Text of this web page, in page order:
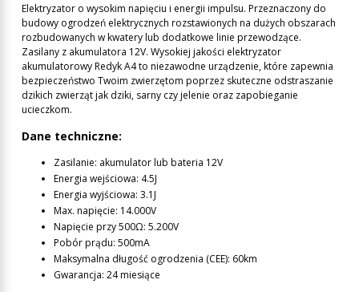
Elektryzator o wysokim napięciu i energii impulsu. Przeznaczony do
budowy ogrodzeń elektrycznych rozstawionych na dużych obszarach
rozbudowanych w kwatery lub dodatkowe linie przewodzące.
Zasilany z akumulatora 12V. Wysokiej jakości elektryzator
akumulatorowy Redyk A4 to niezawodne urządzenie, które zapewnia
bezpieczeństwo Twoim zwierzętom poprzez skuteczne odstraszanie
dzikich zwierząt jak dziki, sarny czy jelenie oraz zapobieganie
ucieczkom.
Dane techniczne:
Zasilanie: akumulator lub bateria 12V
Energia wejściowa: 4.5J
Energia wyjściowa: 3.1J
Max. napięcie: 14.000V
Napięcie przy 500Ω: 5.200V
Pobór prądu: 500mA
Maksymalna długość ogrodzenia (CEE): 60km
Gwarancja: 24 miesiące